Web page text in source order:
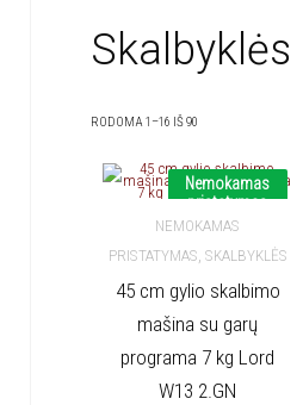
Skalbyklės
RODOMA 1–16 IŠ 90
Nemokamas
pristatymas
Į KREPŠELĮ
NEMOKAMAS
PRISTATYMAS, SKALBYKLĖS
45 cm gylio skalbimo
mašina su garų
programa 7 kg Lord
W13 2.GN